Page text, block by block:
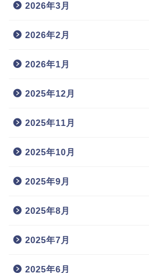
2026年3月
2026年2月
2026年1月
2025年12月
2025年11月
2025年10月
2025年9月
2025年8月
2025年7月
2025年6月